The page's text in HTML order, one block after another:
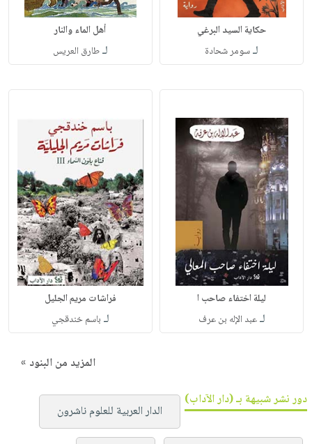
حكاية السيد البرغي
لـسومر شحادة
أهل الماء والنار
لـطارق العريس
ليلة اختفاء صاحب ا
لـعبد الإله بن عرف
فراشات مريم الجليل
لـ باسم خندقجي
المزيد من البنود »
دور نشر شبيهة بـ (دار الآداب)
الدار العربية للعلوم ناشرون